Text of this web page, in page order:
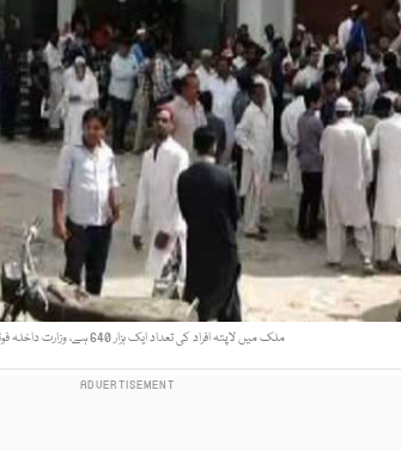
ملک میں لاپتہ افراد کی تعداد ایک ہزار 640 ہے، وزارت داخلہ فوٹو: فائل